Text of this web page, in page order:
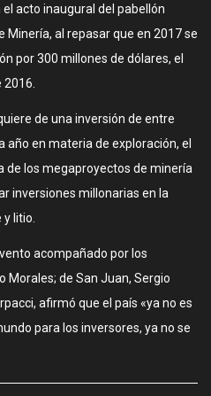
acto inaugural del pabellón
Minería, al repasar que en 2017 se
por 300 millones de dólares, el
de una inversión de entre
año en materia de exploración, el
de los megaproyectos de minería
inversiones millonarias en la
litio.
acompañado por los
Morales; de San Juan, Sergio
afirmó que el país «ya no es
para los inversores, ya no se